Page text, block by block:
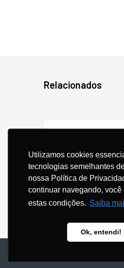
Utilizamos cookies
tecnologias semelhantes
nossa Política de
continuar navegando, você
estas condições. Saiba
Ok, entendi!
Relacionados
como
se
diferenciar
da
concorrência
Vendas via
diferenciar da